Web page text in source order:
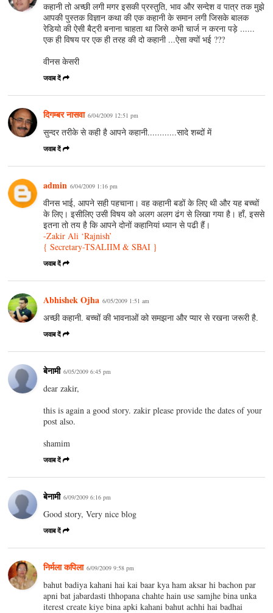
कहानी तो अच्छी लगी मगर इसकी प्रस्तुति, भाव और सन्देश व पात्र तक मुझे
आपकी पुस्तक विज्ञान कथा की एक कहानी के समान लगी जिसके बालक
रेडियो की ऐसी बैट्री बनाना चाहता था जिसे कभी चार्ज न करना पड़े ......
एक ही विषय पर एक ही तरह की दो कहानी ...ऐसा क्यों भई ???
वीनस केसरी
जवाब दें
दिगम्बर नासवा 6/04/2009 12:51 pm
सुन्दर तरीके से कही है आपने कहानी............सादे शब्दों में
जवाब दें
admin 6/04/2009 1:16 pm
वीनस भाई, आपने सही पहचाना। वह कहानी बडों के लिए थी और यह बच्चों
के लिए। इसीलिए उसी विषय को अलग अलग ढंग से लिखा गया है। हाँ, इससे
इतना तो तय है कि आपने दोनों कहानियां ध्यान से पढी हैं।
-Zakir Ali ‘Rajnish’
{ Secretary-TSALIIM& SBAI }
जवाब दें
Abhishek Ojha 6/05/2009 1:51 am
अच्छी कहानी. बच्चों की भावनाओं को समझना और प्यार से रखना जरूरी है.
जवाब दें
बेनामी 6/05/2009 6:45 pm
dear zakir,
this is again a good story. zakir please provide the dates of your
post also.
shamim
जवाब दें
बेनामी 6/09/2009 6:16 pm
Good story, Very nice blog
जवाब दें
निर्मला कपिला 6/09/2009 9:58 pm
bahut badiya kahani hai kai baar kya ham aksar hi bachon par
apni bat jabardasti thhopana chahte hain use samjhe bina unka
iterest create kiye bina apki kahani bahut achhi hai badhai